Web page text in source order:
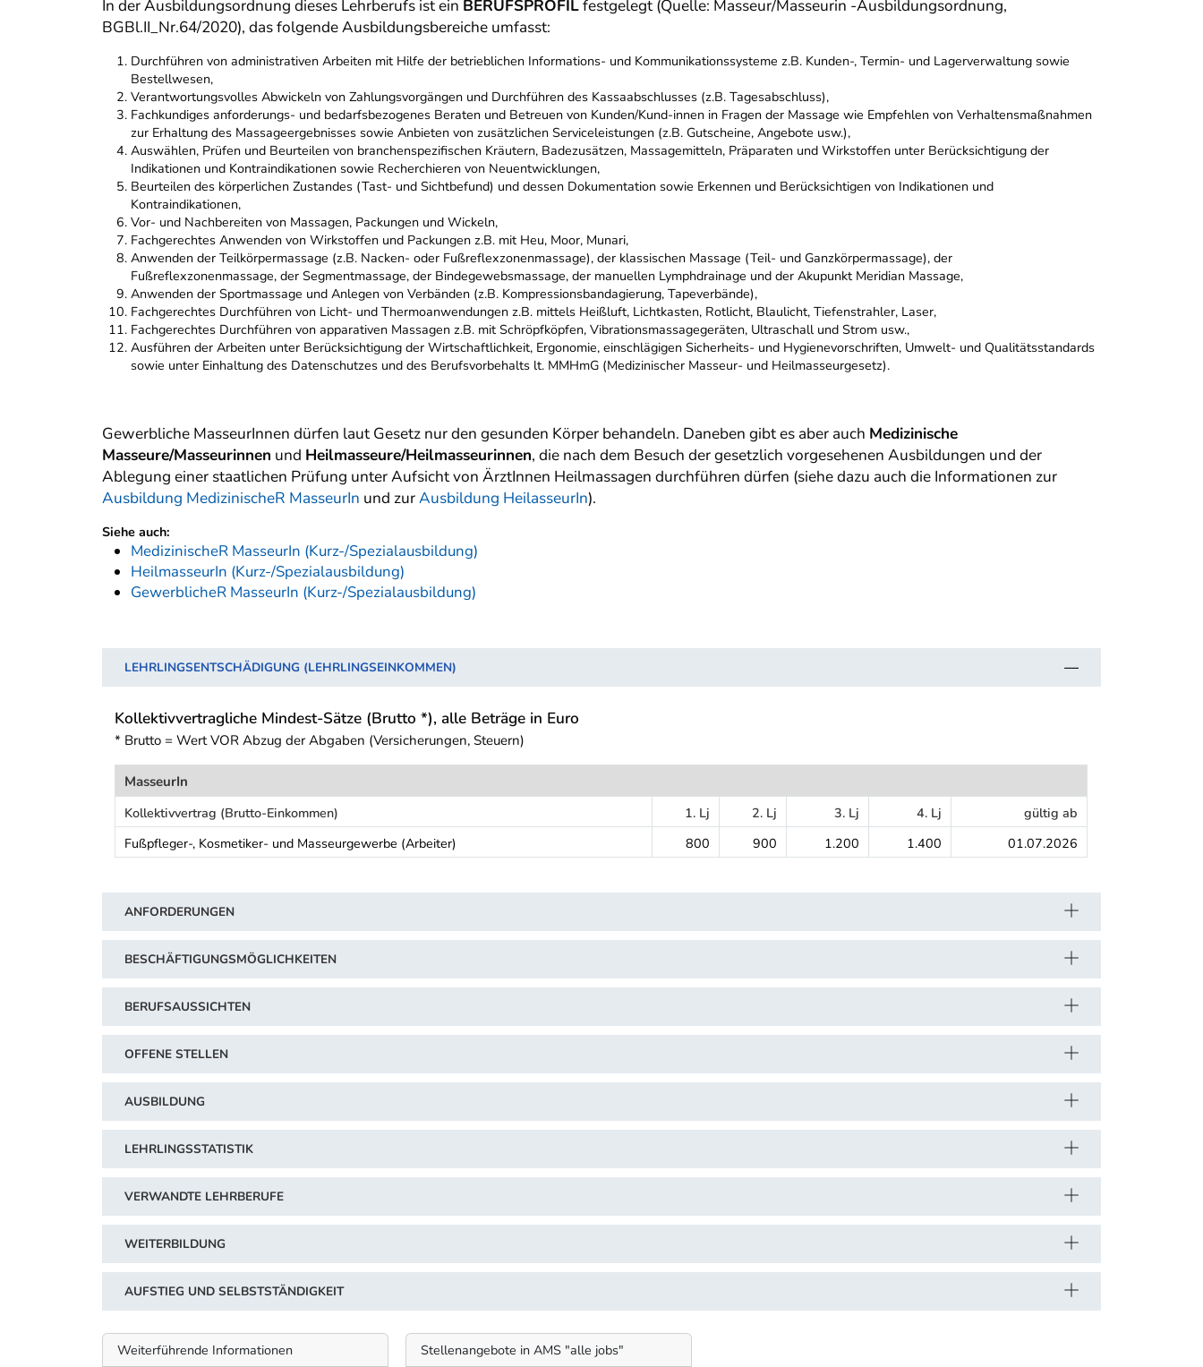
In der Ausbildungsordnung dieses Lehrberufs ist ein BERUFSPROFILfestgelegt (Quelle: Masseur/Masseurin -Ausbildungsordnung,
BGBl.II_Nr.64/2020), das folgende Ausbildungsbereiche umfasst:
Durchführen von administrativen Arbeiten mit Hilfe der betrieblichen Informations- und Kommunikationssysteme z.B. Kunden-, Termin- und Lagerverwaltung sowie
Bestellwesen,
Verantwortungsvolles Abwickeln von Zahlungsvorgängen und Durchführen des Kassaabschlusses (z.B. Tagesabschluss),
Fachkundiges anforderungs- und bedarfsbezogenes Beraten und Betreuen von Kunden/Kund-innen in Fragen der Massage wie Empfehlen von Verhaltensmaßnahmen
zur Erhaltung des Massageergebnisses sowie Anbieten von zusätzlichen Serviceleistungen (z.B. Gutscheine, Angebote usw.),
Auswählen, Prüfen und Beurteilen von branchenspezifischen Kräutern, Badezusätzen, Massagemitteln, Präparaten und Wirkstoffen unter Berücksichtigung der
Indikationen und Kontraindikationen sowie Recherchieren von Neuentwicklungen,
Beurteilen des körperlichen Zustandes (Tast- und Sichtbefund) und dessen Dokumentation sowie Erkennen und Berücksichtigen von Indikationen und
Kontraindikationen,
Vor- und Nachbereiten von Massagen, Packungen und Wickeln,
Fachgerechtes Anwenden von Wirkstoffen und Packungen z.B. mit Heu, Moor, Munari,
Anwenden der Teilkörpermassage (z.B. Nacken- oder Fußreflexzonenmassage), der klassischen Massage (Teil- und Ganzkörpermassage), der
Fußreflexzonenmassage, der Segmentmassage, der Bindegewebsmassage, der manuellen Lymphdrainage und der Akupunkt Meridian Massage,
Anwenden der Sportmassage und Anlegen von Verbänden (z.B. Kompressionsbandagierung, Tapeverbände),
Fachgerechtes Durchführen von Licht- und Thermoanwendungen z.B. mittels Heißluft, Lichtkasten, Rotlicht, Blaulicht, Tiefenstrahler, Laser,
Fachgerechtes Durchführen von apparativen Massagen z.B. mit Schröpfköpfen, Vibrationsmassagegeräten, Ultraschall und Strom usw.,
Ausführen der Arbeiten unter Berücksichtigung der Wirtschaftlichkeit, Ergonomie, einschlägigen Sicherheits- und Hygienevorschriften, Umwelt- und Qualitätsstandards
sowie unter Einhaltung des Datenschutzes und des Berufsvorbehalts lt. MMHmG (Medizinischer Masseur- und Heilmasseurgesetz).
Gewerbliche MasseurInnen dürfen laut Gesetz nur den gesunden Körper behandeln. Daneben gibt es aber auch Medizinische
Masseure/Masseurinnen und Heilmasseure/Heilmasseurinnen, die nach dem Besuch der gesetzlich vorgesehenen Ausbildungen und der
Ablegung einer staatlichen Prüfung unter Aufsicht von ÄrztInnen Heilmassagen durchführen dürfen (siehe dazu auch die Informationen zur
Ausbildung MedizinischeR MasseurIn und zurAusbildung HeilasseurIn).
Siehe auch:
MedizinischeR MasseurIn (Kurz-/Spezialausbildung)
HeilmasseurIn (Kurz-/Spezialausbildung)
GewerblicheR MasseurIn (Kurz-/Spezialausbildung)
LEHRLINGSENTSCHÄDIGUNG (LEHRLINGSEINKOMMEN)
Kollektivvertragliche Mindest-Sätze (Brutto *), alle Beträge in Euro
* Brutto = Wert VOR Abzug der Abgaben (Versicherungen, Steuern)
MasseurIn
Kollektivvertrag (Brutto-Einkommen)
1. Lj 2. Lj 3. Lj 4. Lj
gültig ab
Fußpfleger-, Kosmetiker- und Masseurgewerbe (Arbeiter)
800 900 1.200 1.400 01.07.2026
ANFORDERUNGEN
BESCHÄFTIGUNGSMÖGLICHKEITEN
BERUFSAUSSICHTEN
OFFENE STELLEN
AUSBILDUNG
LEHRLINGSSTATISTIK
VERWANDTE LEHRBERUFE
WEITERBILDUNG
AUFSTIEG UND SELBSTSTÄNDIGKEIT
Weiterführende Informationen Stellenangebote in AMS "alle jobs"